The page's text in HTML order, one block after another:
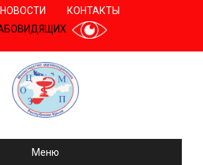
НОВОСТИ
КОНТАКТЫ
Меню